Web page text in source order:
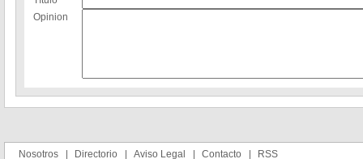
Opinion
Nosotros Directorio Aviso Legal Contacto RSS